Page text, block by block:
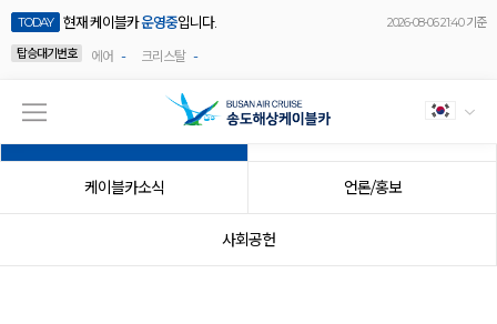
TODAY 현재 케이블카운영중입니다.
2026-08-06 21:40 기준
탑승대기번호
에어 - 크리스탈 -
케이블카소식 언론/홍보
사회공헌